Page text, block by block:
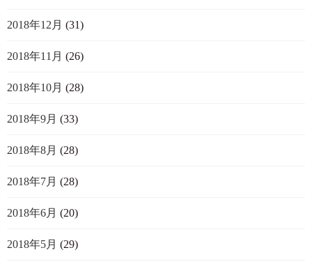
2018年12月 (31)
2018年11月 (26)
2018年10月 (28)
2018年9月 (33)
2018年8月 (28)
2018年7月 (28)
2018年6月 (20)
2018年5月 (29)